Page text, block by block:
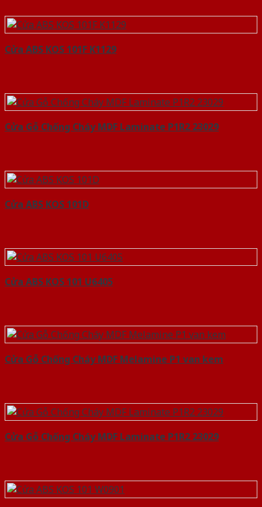
Cửa ABS KOS 101F K1129
Cửa Gỗ Chống Cháy MDF Laminate P1R2 23029
Cửa ABS KOS 101D
Cửa ABS KOS 101 U6405
Cửa Gỗ Chống Cháy MDF Melamine P1 van kem
Cửa Gỗ Chống Cháy MDF Laminate P1R2 23029